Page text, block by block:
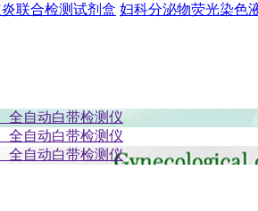
炎联合检测试剂盒 妇科分泌物荧光染色